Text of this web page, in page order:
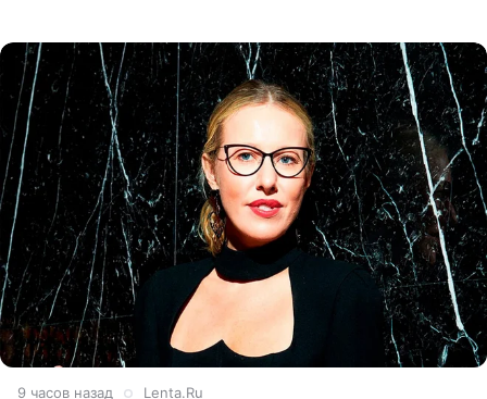
9 часов назад Lenta.Ru